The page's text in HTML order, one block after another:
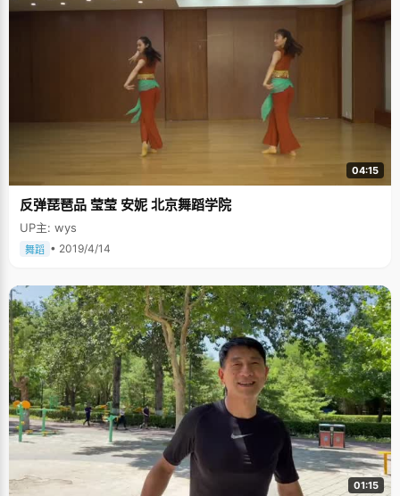
04:15
反弹琵琶品 莹莹 安妮 北京舞蹈学院
UP主: wys
舞蹈 • 2019/4/14
01:15